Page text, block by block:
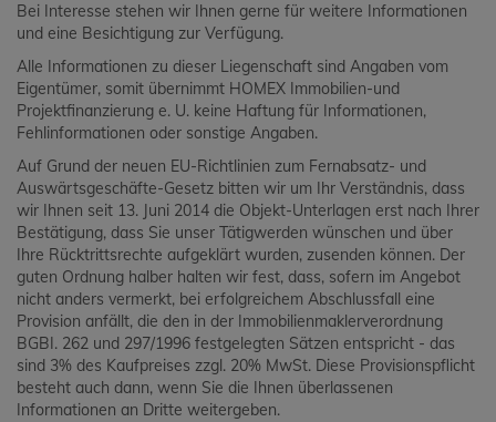
Bei Interesse stehen wir Ihnen gerne für weitere Informationen
und eine Besichtigung zur Verfügung.
Alle Informationen zu dieser Liegenschaft sind Angaben vom
Eigentümer, somit übernimmt HOMEX Immobilien-und
Projektfinanzierung e. U. keine Haftung für Informationen,
Fehlinformationen oder sonstige Angaben.
Auf Grund der neuen EU-Richtlinien zum Fernabsatz- und
Auswärtsgeschäfte-Gesetz bitten wir um Ihr Verständnis, dass
wir Ihnen seit 13. Juni 2014 die Objekt-Unterlagen erst nach Ihrer
Bestätigung, dass Sie unser Tätigwerden wünschen und über
Ihre Rücktrittsrechte aufgeklärt wurden, zusenden können. Der
guten Ordnung halber halten wir fest, dass, sofern im Angebot
nicht anders vermerkt, bei erfolgreichem Abschlussfall eine
Provision anfällt, die den in der Immobilienmaklerverordnung
BGBI. 262 und 297/1996 festgelegten Sätzen entspricht - das
sind 3% des Kaufpreises zzgl. 20% MwSt. Diese Provisionspflicht
besteht auch dann, wenn Sie die Ihnen überlassenen
Informationen an Dritte weitergeben.